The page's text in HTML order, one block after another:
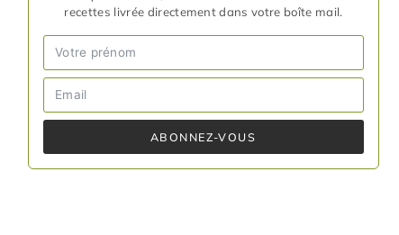
recettes livrée directement dans votre boîte mail.
ABONNEZ-VOUS